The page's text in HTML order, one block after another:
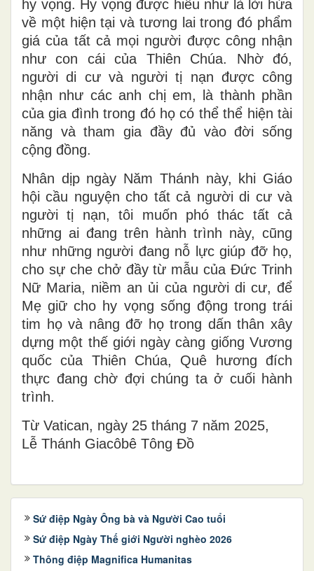
hy vọng. Hy vọng được hiểu như là lời hứa
về một hiện tại và tương lai trong đó phẩm
giá của tất cả mọi người được công nhận
như con cái của Thiên Chúa. Nhờ đó,
người di cư và người tị nạn được công
nhận như các anh chị em, là thành phần
của gia đình trong đó họ có thể thể hiện tài
năng và tham gia đầy đủ vào đời sống
cộng đồng.
Nhân dịp ngày Năm Thánh này, khi Giáo
hội cầu nguyện cho tất cả người di cư và
người tị nạn, tôi muốn phó thác tất cả
những ai đang trên hành trình này, cũng
như những người đang nỗ lực giúp đỡ họ,
cho sự che chở đầy từ mẫu của Đức Trinh
Nữ Maria, niềm an ủi của người di cư, để
Mẹ giữ cho hy vọng sống động trong trái
tim họ và nâng đỡ họ trong dấn thân xây
dựng một thế giới ngày càng giống Vương
quốc của Thiên Chúa, Quê hương đích
thực đang chờ đợi chúng ta ở cuối hành
trình.
Từ Vatican, ngày 25 tháng 7 năm 2025,
Lễ Thánh Giacôbê Tông Đồ
Sứ điệp Ngày Ông bà và Người Cao tuổi
Sứ điệp Ngày Thế giới Người nghèo 2026
Thông điệp Magnifica Humanitas